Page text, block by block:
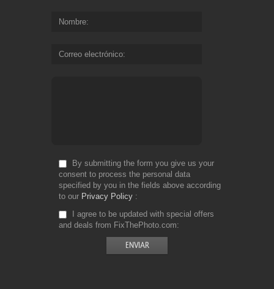
Nombre
Correo electrónico
By submitting the form you give us your
consent to process the personal data
specified by you in the fields above according
to our Privacy Policy
I agree to be updated with special offers
and deals from FixThePhoto.com